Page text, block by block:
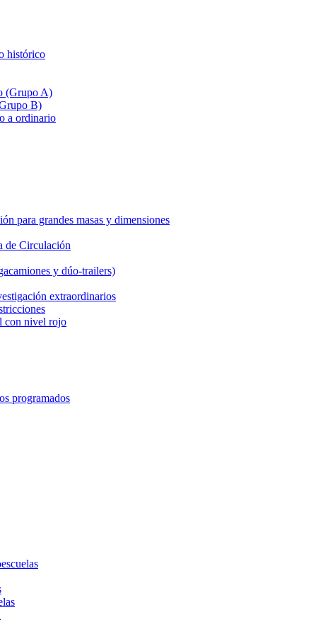
histórico
(Grupo A)
B)
a ordinario
para grandes masas y dimensiones
de Circulación
y dúo-trailers)
extraordinarios
con nivel rojo
programados